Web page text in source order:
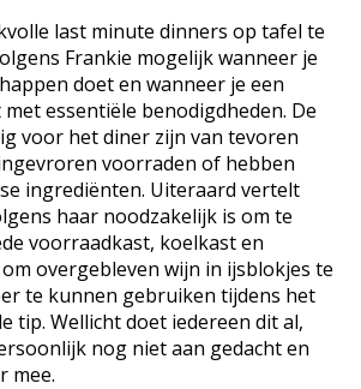
last minute dinners op tafel te
Frankie mogelijk wanneer je
doet en wanneer je een
essentiële benodigdheden. De
voor het diner zijn van tevoren
voorraden of hebben
ingrediënten. Uiteraard vertelt
haar noodzakelijk is om te
voorraadkast, koelkast en
overgebleven wijn in ijsblokjes te
te kunnen gebruiken tijdens het
tip. Wellicht doet iedereen dit al,
nog niet aan gedacht en
mee.